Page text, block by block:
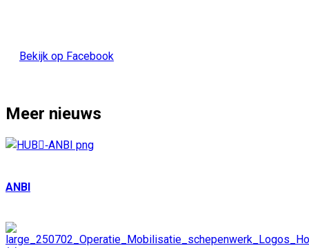
Bekijk op Facebook
Meer nieuws
ANBI